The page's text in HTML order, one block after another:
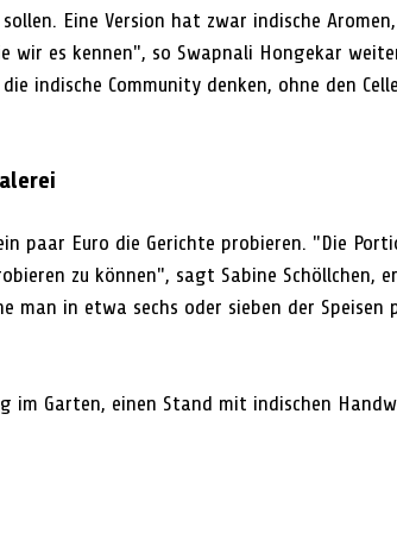
Eine Version hat zwar indische
wir es kennen", so Swapnali Hongekar
indische Community denken, ohne den
paar Euro die Gerichte probieren. "Die
zu können", sagt Sabine Schöllchen,
man in etwa sechs oder sieben der Speisen
im Garten, einen Stand mit indischen